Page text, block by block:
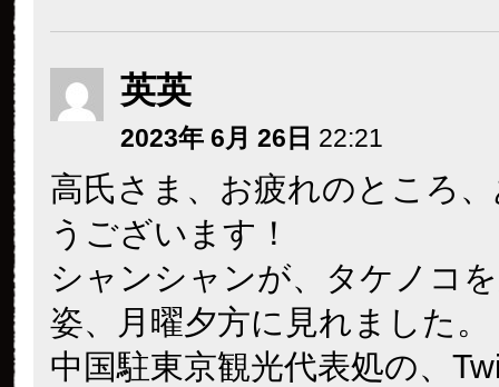
英英
2023年 6月 26日 22:21
高氏さま、お疲れのところ
うございます！
シャンシャンが、タケノコ
姿、月曜夕方に見れました。
中国駐東京観光代表処の、